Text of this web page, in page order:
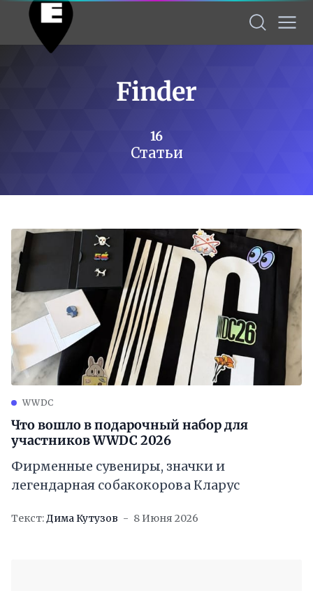
Finder
16
Статьи
WWDC
Что вошло в подарочный набор для
участников WWDC 2026
Фирменные сувениры, значки и
легендарная собакокорова Кларус
Текст:Дима Кутузов 8 Июня 2026